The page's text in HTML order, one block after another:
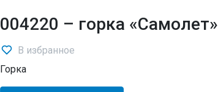
004220 – горка «Самолет»
В избранное
Горка